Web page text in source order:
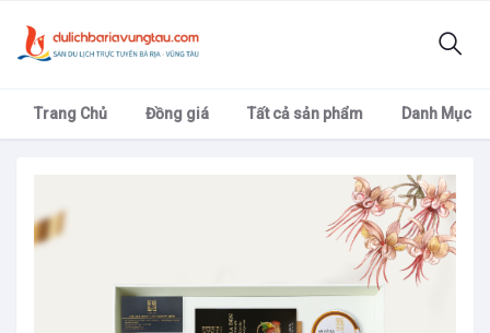
Trang Chủ Đồng giá Tất cả sản phẩm Danh Mục